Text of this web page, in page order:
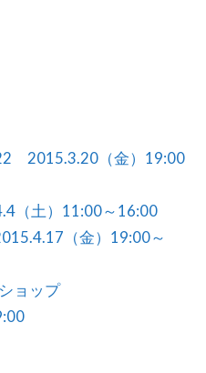
2015.3.20（金）19:00
（土）11:00～16:00
（金）19:00～
ョップ